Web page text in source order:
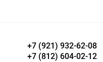
Вход Регистрация
+7 (921) 932-62-08
+7 (812) 604-02-12